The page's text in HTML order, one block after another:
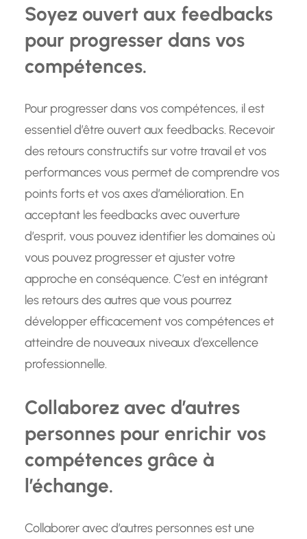
Soyez ouvert aux feedbacks
pour progresser dans vos
compétences.
Pour progresser dans vos compétences, il est
essentiel d’être ouvert aux feedbacks. Recevoir
des retours constructifs sur votre travail et vos
performances vous permet de comprendre vos
points forts et vos axes d’amélioration. En
acceptant les feedbacks avec ouverture
d’esprit, vous pouvez identifier les domaines où
vous pouvez progresser et ajuster votre
approche en conséquence. C’est en intégrant
les retours des autres que vous pourrez
développer efficacement vos compétences et
atteindre de nouveaux niveaux d’excellence
professionnelle.
Collaborez avec d’autres
personnes pour enrichir vos
compétences grâce à
l’échange.
Collaborer avec d’autres personnes est une